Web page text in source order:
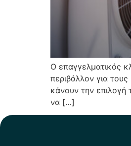
Ο επαγγελματικός
περιβάλλον για
κάνουν την επιλογή
να […]